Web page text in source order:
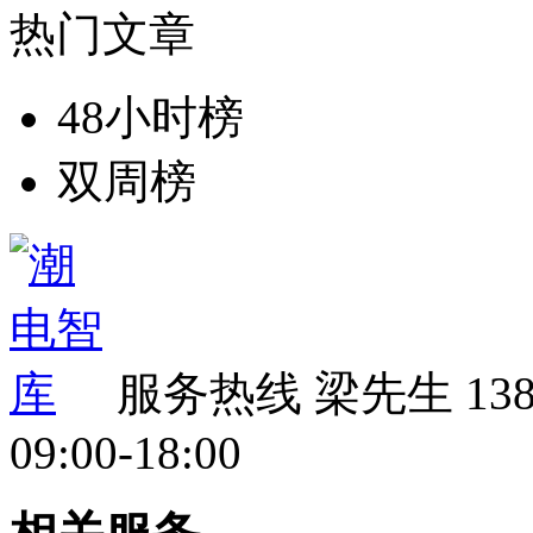
热门文章
48小时榜
双周榜
服务热线 梁先生
09:00-18:00